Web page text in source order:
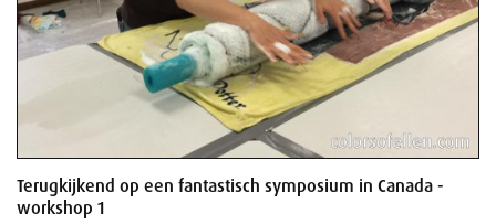
Terugkijkend op een fantastisch symposium in Canada -
workshop 1